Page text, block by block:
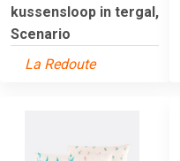
kussensloop in tergal,
Scenario
La Redoute